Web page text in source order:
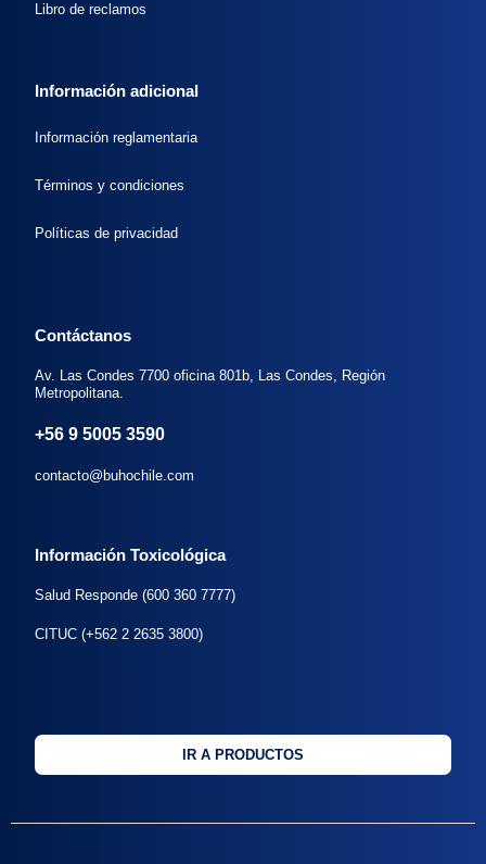
Libro de reclamos
Información adicional
Información reglamentaria
Términos y condiciones
Políticas de privacidad
Contáctanos
Av. Las Condes 7700 oficina 801b, Las Condes, Región
Metropolitana.
+56 9 5005 3590
contacto@buhochile.com
Información Toxicológica
Salud Responde (600 360 7777)
CITUC (+562 2 2635 3800)
IR A PRODUCTOS